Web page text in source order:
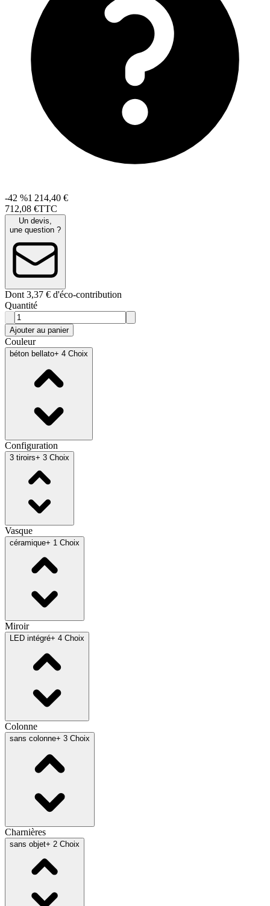
-42 %1 214,40 €
712,08 €TTC
Un devis,
une question ?
Dont 3,37 € d'éco-contribution
Quantité
Ajouter au panier
Couleur
béton bellato+ 4 Choix
Configuration
3 tiroirs+ 3 Choix
Vasque
céramique+ 1 Choix
Miroir
LED intégré+ 4 Choix
Colonne
sans colonne+ 3 Choix
Charnières
sans objet+ 2 Choix